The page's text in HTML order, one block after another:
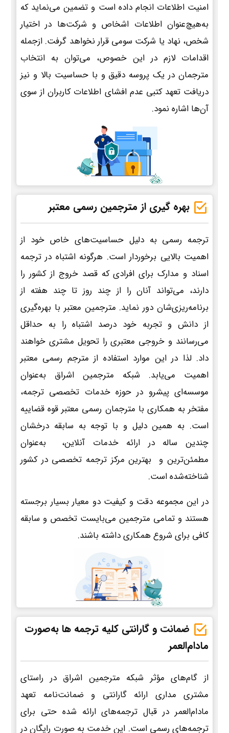
امنیت اطلاعات انجام داده است و تضمین می‌نماید که
به‌هیچ‌عنوان اطلاعات اشخاص و شرکت‌ها در اختیار
شخص، نهاد یا شرکت سومی قرار نخواهد گرفت. ازجمله
اقدامات لازم در این خصوص، می‌توان به انتخاب
مترجمان در یک پروسه دقیق و با حساسیت بالا و نیز
دریافت تعهد کتبی عدم افشای اطلاعات کاربران از سوی
آن‌ها اشاره نمود.
بهره گیری از مترجمین رسمی معتبر
ترجمه رسمی به دلیل حساسیت‌های خاص خود از
اهمیت بالایی برخوردار است. هرگونه اشتباه در ترجمه
اسناد و مدارک برای افرادی که قصد خروج از کشور را
دارند، می‌تواند آنان را از چند روز تا چند هفته از
برنامه‌ریزی‌شان دور نماید. مترجمین معتبر با بهره‌گیری
از دانش و تجربه خود درصد اشتباه را به حداقل
می‌رسانند و خروجی معتبری را تحویل مشتری خواهند
داد. لذا در این موارد استفاده از مترجم رسمی معتبر
اهمیت می‌یابد. شبکه مترجمین اشراق به‌عنوان
موسسه‌ای پیشرو در حوزه خدمات تخصصی ترجمه،
مفتخر به همکاری با مترجمان رسمی معتبر قوه قضاییه
است. به همین دلیل و با توجه به سابقه درخشان
چندین ساله در ارائه خدمات آنلاین، به‌عنوان
مطمئن‌ترین و بهترین مرکز ترجمه تخصصی در کشور
شناخته‌شده است.
در این مجموعه دقت و کیفیت دو معیار بسیار برجسته
هستند و تمامی مترجمین می‌بایست تخصص و سابقه
کافی برای شروع همکاری داشته باشند.
ضمانت و گارانتی کلیه ترجمه ها به‌صورت
مادام‌العمر
از گام‌های مؤثر شبکه مترجمین اشراق در راستای
مشتری مداری ارائه گارانتی و ضمانت‌نامه تعهد
مادام‌العمر در قبال ترجمه‌های ارائه شده حتی برای
ترجمه‌های رسمی است. این خدمت به صورت رایگان در